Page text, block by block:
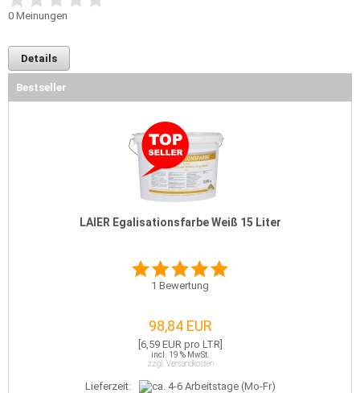
0 Meinungen
Details
Bestseller
LAIER Egalisationsfarbe Weiß 15 Liter
1 Bewertung
98,84 EUR
[6,59 EUR pro LTR]
incl. 19 % MwSt.
zzgl. Versandkosten
Lieferzeit: